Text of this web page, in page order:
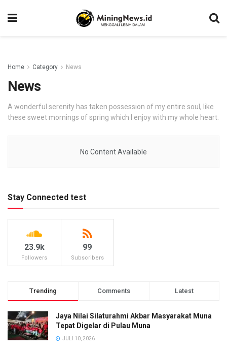
Home Category News
News
A wonderful serenity has taken possession of my entire soul, like
these sweet mornings of spring which I enjoy with my whole heart.
No Content Available
Stay Connected test
23.9k
Followers
99
Subscribers
Trending Comments Latest
Jaya Nilai Silaturahmi Akbar Masyarakat Muna
Tepat Digelar di Pulau Muna
JULI 10, 2026